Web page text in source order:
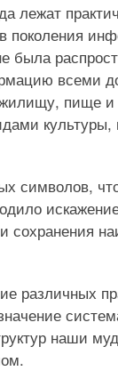
лежат
поколения
была
всеми
пище и
символов,
различных
наши